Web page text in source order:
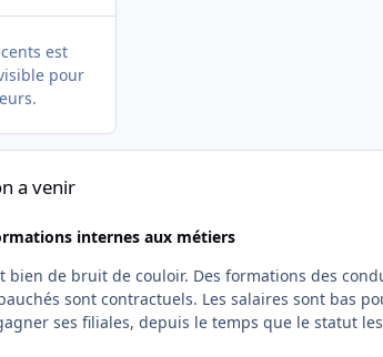
est
pour
a venir
internes aux métiers